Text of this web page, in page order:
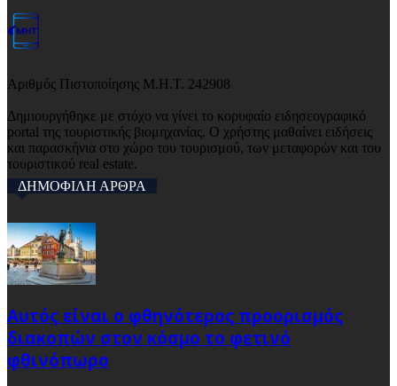
Αριθμός Πιστοποίησης Μ.Η.Τ. 242908
Δημιουργήθηκε με στόχο να γίνει το κορυφαίο ειδησεογραφικό
portal της τουριστικής βιομηχανίας. Ο χρήστης μαθαίνει ειδήσεις
και παρασκήνια στο χώρο του τουρισμού, των μεταφορών και του
τουριστικού real estate.
ΔΗΜΟΦΙΛΗ ΑΡΘΡΑ
Αυτός είναι ο φθηνότερος προορισμός
διακοπών στον κόσμο το φετινό
φθινόπωρο